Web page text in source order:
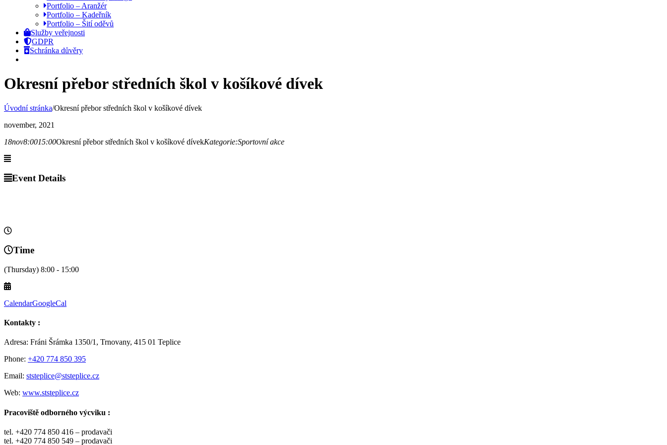
Portfolio – Aranžér
Portfolio – Kadeřník
Portfolio – Šití oděvů
Služby veřejnosti
GDPR
Schránka důvěry
Okresní přebor středních škol v košíkové dívek
Úvodní stránka/Okresní přebor středních škol v košíkové dívek
november, 2021
18nov8:0015:00Okresní přebor středních škol v košíkové dívekKategorie:Sportovní akce
Event Details
Time
(Thursday) 8:00 - 15:00
CalendarGoogleCal
Kontakty :
Adresa: Fráni Šrámka 1350/1, Trnovany, 415 01 Teplice
Phone: +420 774 850 395
Email: ststeplice@ststeplice.cz
Web: www.ststeplice.cz
Pracoviště odborného výcviku :
tel. +420 774 850 416 – prodavači
tel. +420 774 850 549 – prodavači